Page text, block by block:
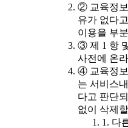
② 교육정보
유가 없다
이용을 부
③ 제 1 항
사전에 온
④ 교육정보
는 서비스
다고 판단
없이 삭제
1. 다